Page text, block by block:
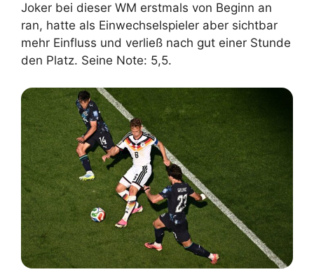
Joker bei dieser WM erstmals von Beginn an
ran, hatte als Einwechselspieler aber sichtbar
mehr Einfluss und verließ nach gut einer Stunde
den Platz. Seine Note: 5,5.